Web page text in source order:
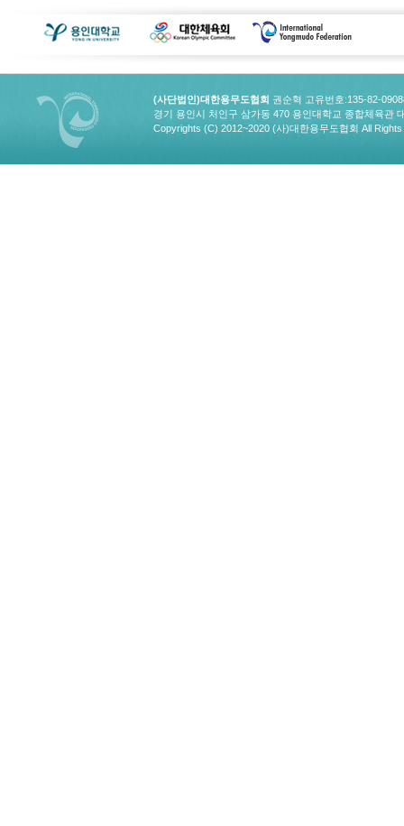
(사단법인)대한용무도협회 권순혁 고유번호:135-82-
경기 용인시 처인구 삼가동 470 용인대학교 종합체육관
Copyrights (C) 2012~2020 (사)대한용무도협회 All